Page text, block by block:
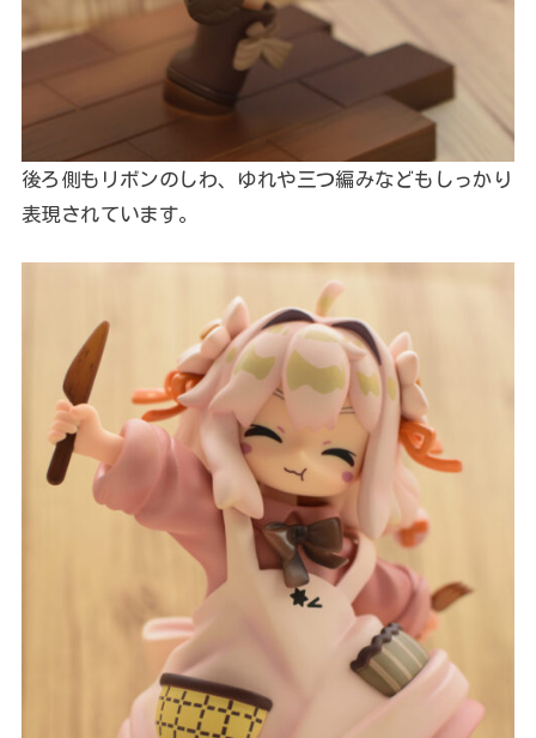
後ろ側もリボンのしわ、ゆれや三つ編みなどもしっかり
表現されています。